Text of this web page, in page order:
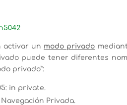
activar un modo privado
puede tener diferentes
privado”:
in private.
Navegación Privada.